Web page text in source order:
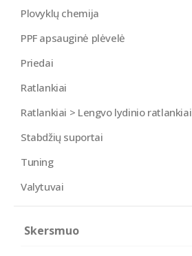
Plovyklų chemija
PPF apsauginė plėvelė
Priedai
Ratlankiai
Ratlankiai > Lengvo lydinio ratlankiai
Stabdžių suportai
Tuning
Valytuvai
Skersmuo